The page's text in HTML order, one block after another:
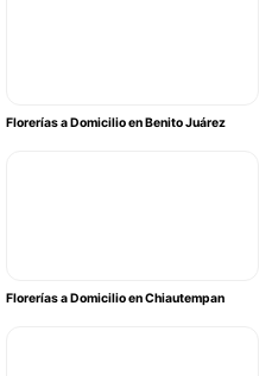
Florerías a Domicilio en Benito Juárez
Florerías a Domicilio en Chiautempan